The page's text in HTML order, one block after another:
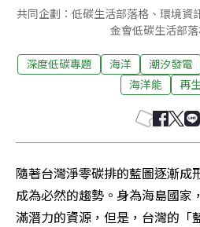
共同企劃：低碳生活部落格、環境資
金會低碳生活部落
深度低碳專題 海洋 潮汐發電
海洋能
再
隨著台灣淨零碳排的藍圖逐漸成
成為必然的趨勢。身為海島國家
滿潛力的資源，但是，台灣的「